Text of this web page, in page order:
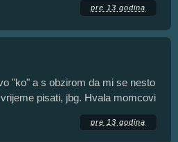
pre 13 godina
"ko" a s obzirom da mi se nesto
pisati, jbg. Hvala momcovi
pre 13 godina